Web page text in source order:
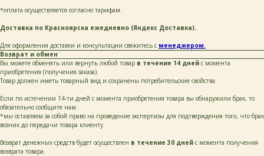
*оплата осуществляется согласно тарифам.
Доставка по Красноярска ежедневно (Яндекс Доставка).
Для оформления доставки и консультации свяжитесь с менеджером.
Возврат и обмен
Вы можете обменять или вернуть любой товар в течение 14 дней с момента
приобретения (получения заказа).
Товар должен иметь товарный вид и сохранены потребительские свойства.
Если по истечении 14-ти дней с момента приобретения товара вы обнаружили брак, то
обязательно сообщите нам.
*мы оставляем за собой право на проведение экспертизы для подтверждения того, что брак
возник до передачи товара клиенту.
Возврат денежных средств будет осуществлен в течение 30 дней с момента получения
возврата товара.
политика конфиденциальности
Магазин:
г. Красноярск,
ул. Березина 82д
+ 7 923 345 01 70
Магазин работает
Просто напишите нам в чат
для брони времени